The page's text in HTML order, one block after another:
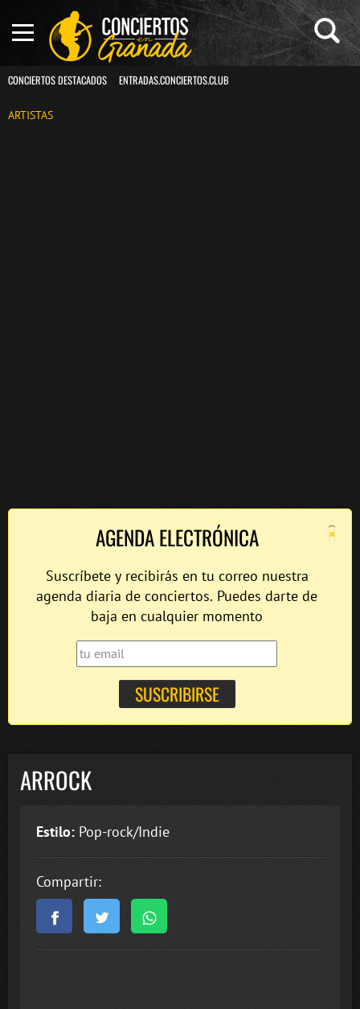
CONCIERTOS DESTACADOS ENTRADAS.CONCIERTOS.CLUB
ARTISTAS
×
AGENDA ELECTRÓNICA
Suscríbete y recibirás en tu correo nuestra
agenda diaria de conciertos. Puedes darte de
baja en cualquier momento
ARROCK
Estilo: Pop-rock/Indie
Compartir: